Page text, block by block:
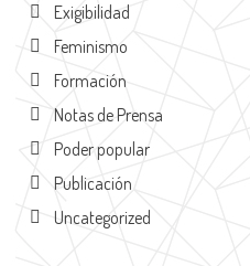
Exigibilidad
Feminismo
Formación
Notas de Prensa
Poder popular
Publicación
Uncategorized